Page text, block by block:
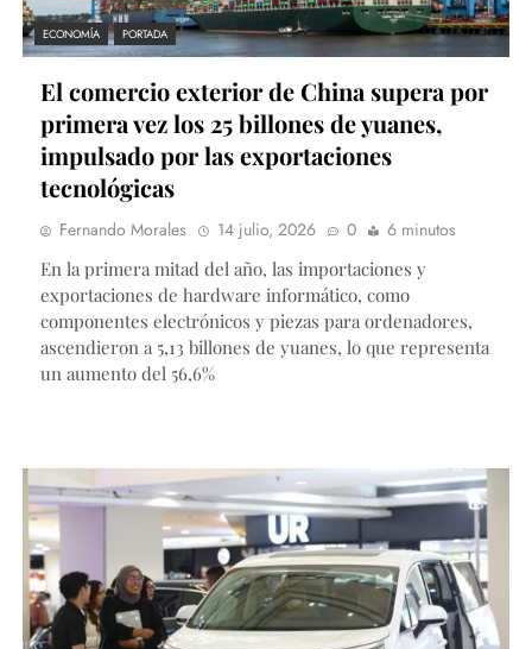
ECONOMÍA PORTADA
El comercio exterior de China supera por
primera vez los 25 billones de yuanes,
impulsado por las exportaciones
tecnológicas
Fernando Morales 14 julio, 2026 0
6 minutos
En la primera mitad del año, las importaciones y
exportaciones de hardware informático, como
componentes electrónicos y piezas para ordenadores,
ascendieron a 5,13 billones de yuanes, lo que representa
un aumento del 56,6%